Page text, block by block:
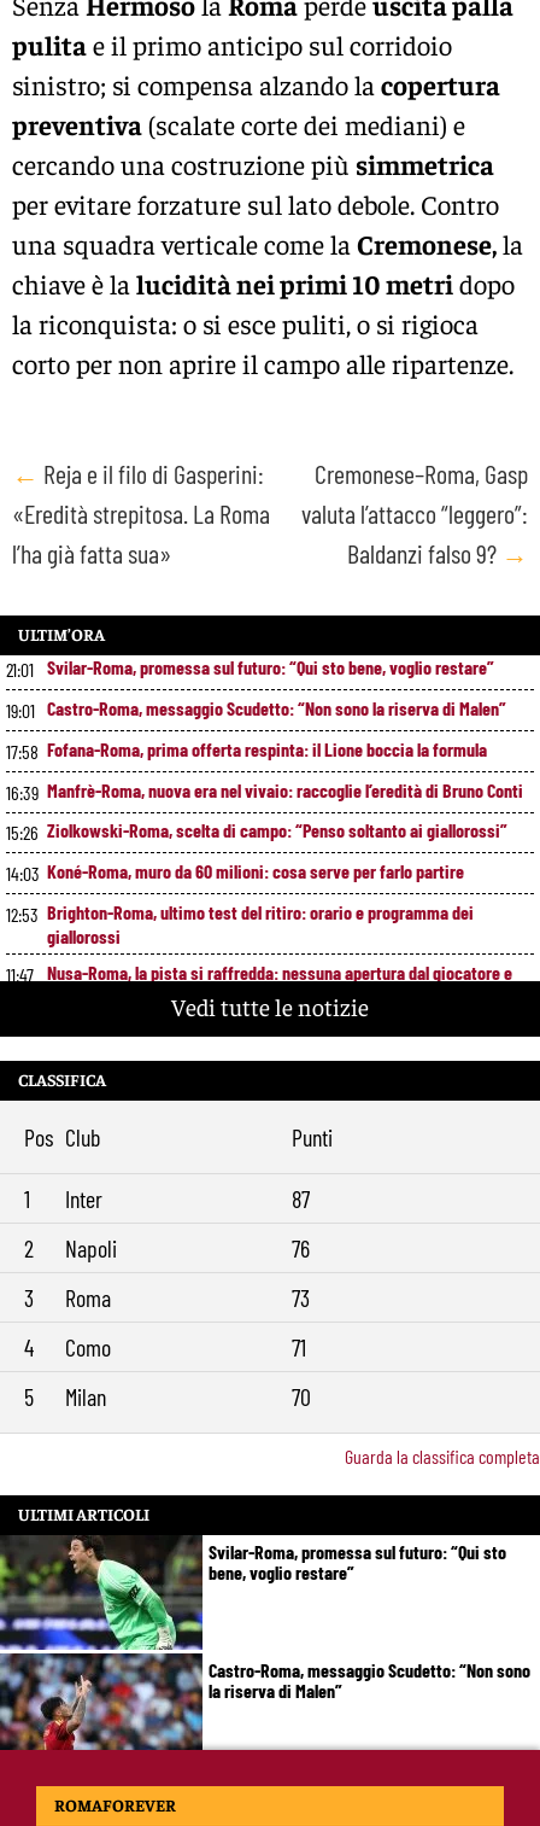
pulitae il primo anticipo sul corridoio
sinistro; si compensa alzando la copertura
preventiva(scalate corte dei mediani) e
cercando una costruzione più simmetrica
per evitare forzature sul lato debole. Contro
una squadra verticale come la Cremonese,la
chiave è la lucidità nei primi 10 metridopo
la riconquista: o si esce puliti, o si rigioca
corto per non aprire il campo alle ripartenze.
Post
navigation
← Reja e il filo di Gasperini:
«Eredità strepitosa. La Roma
l’ha già fatta sua»
Cremonese–Roma, Gasp
valuta l’attacco “leggero”:
Baldanzi falso 9? →
ULTIM’ORA
21:01 Svilar-Roma, promessa sul futuro: “Qui sto bene, voglio restare”
19:01 Castro-Roma, messaggio Scudetto: “Non sono la riserva di Malen”
17:58 Fofana-Roma, prima offerta respinta: il Lione boccia la formula
16:39 Manfrè-Roma, nuova era nel vivaio: raccoglie l’eredità di Bruno Conti
15:26 Ziolkowski-Roma, scelta di campo: “Penso soltanto ai giallorossi”
14:03 Koné-Roma, muro da 60 milioni: cosa serve per farlo partire
12:53 Brighton-Roma, ultimo test del ritiro: orario e programma dei
giallorossi
11:47 Nusa-Roma, la pista si raffredda: nessuna apertura dal giocatore e
10:41 Alberto De Rossi nuovo presidente dell’Ostiamare: riparte dal club del
figlio Daniele
9:29
Pellegrini resta alla Roma: rinnovo di un anno e ingaggio dimezzato
Vedi tutte le notizie
CLASSIFICA
Pos Club Punti
1 Inter
87
2
Napoli
76
3
Roma
73
4
Como
71
5
Milan 70
Guarda la classifica completa
ULTIMI ARTICOLI
Svilar-Roma, promessa sul futuro: “Qui sto
bene, voglio restare”
Castro-Roma, messaggio Scudetto: “Non sono
la riserva di Malen”
Fofana-Roma, prima offerta respinta: il Lione
ROMAFOREVER